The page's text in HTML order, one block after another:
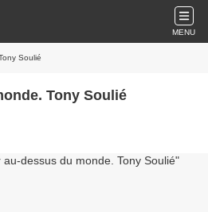
MENU
Soulié
Tony Soulié